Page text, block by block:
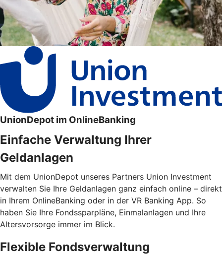
UnionDepot im OnlineBanking
Einfache Verwaltung Ihrer
Geldanlagen
Mit dem UnionDepot unseres Partners Union Investment
verwalten Sie Ihre Geldanlagen ganz einfach online – direkt
in Ihrem OnlineBanking oder in der VR Banking App. So
haben Sie Ihre Fondssparpläne, Einmalanlagen und Ihre
Altersvorsorge immer im Blick.
Flexible Fondsverwaltung